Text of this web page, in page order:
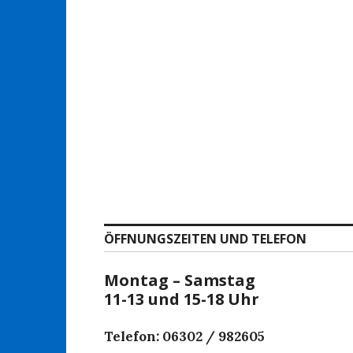
ÖFFNUNGSZEITEN UND TELEFON
Montag – Samstag
11-13 und 15-18 Uhr
Telefon: 06302 / 982605